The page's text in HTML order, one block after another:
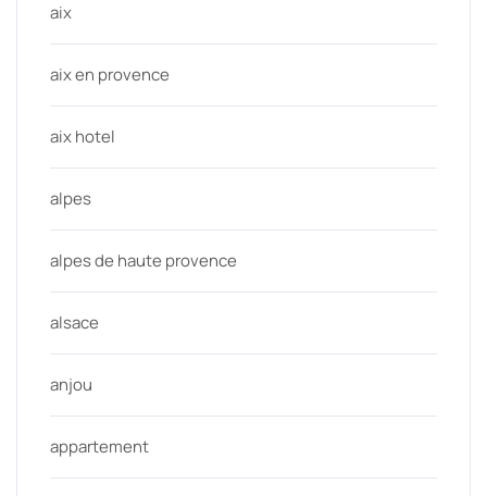
aix
aix en provence
aix hotel
alpes
alpes de haute provence
alsace
anjou
appartement